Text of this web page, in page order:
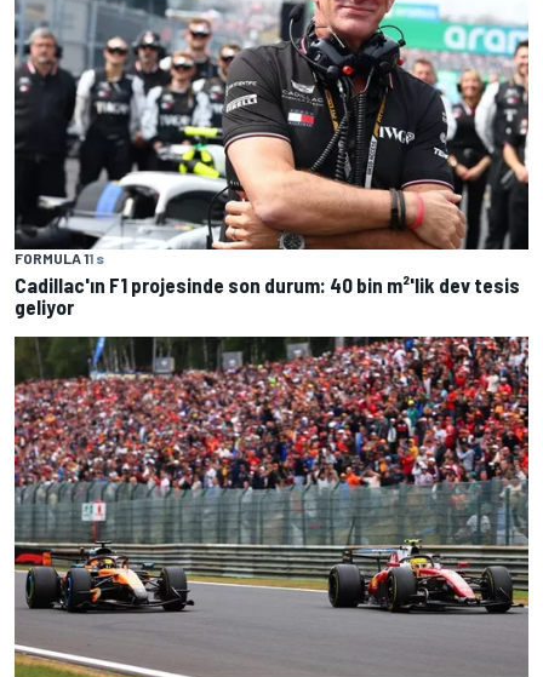
FORMULA 11 s
Cadillac'ın F1 projesinde son durum: 40 bin m²'lik dev tesis
geliyor